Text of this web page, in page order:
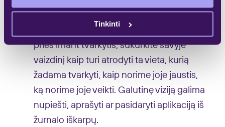
Tinkinti
– Tvirtai apsispręskite, kad norite
susitvarkyti ir pasiryžkite tuo užsiimti.
prieš imant tvarkytis, sukurkite savyje
vaizdinį kaip turi atrodyti ta vieta, kurią
žadama tvarkyti, kaip norime joje jaustis,
ką norime joje veikti. Galutinę viziją galima
nupiešti, aprašyti ar pasidaryti aplikaciją iš
žurnalo iškarpų.